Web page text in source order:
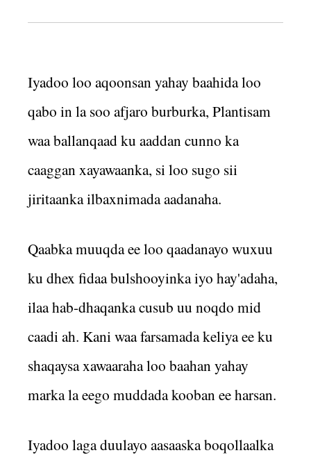
Iyadoo loo aqoonsan yahay baahida loo
qabo in la soo afjaro burburka, Plantisam
waa ballanqaad ku aaddan cunno ka
caaggan xayawaanka, si loo sugo sii
jiritaanka ilbaxnimada aadanaha.
Qaabka muuqda ee loo qaadanayo wuxuu
ku dhex fidaa bulshooyinka iyo hay'adaha,
ilaa hab-dhaqanka cusub uu noqdo mid
caadi ah. Kani waa farsamada keliya ee ku
shaqaysa xawaaraha loo baahan yahay
marka la eego muddada kooban ee harsan.
Iyadoo laga duulayo aasaaska boqollaalka